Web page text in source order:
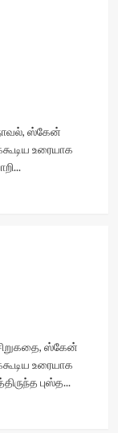
ஸ்கேன்
உரையாக
ஸ்கேன்
உரையாக
புஸ்த...